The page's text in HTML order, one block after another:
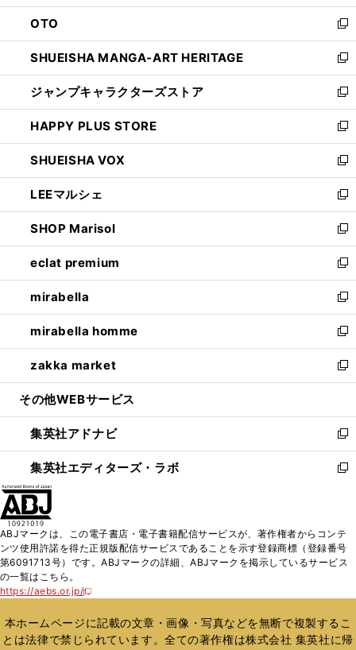
ウ
で
開
く
ン
ド
ウ
で
開
く
OTO
新
し
い
ウ
ィ
ン
ド
ウ
で
開
く
SHUEISHA MANGA-ART HERITAGE
新
し
い
ウ
ィ
ン
ド
ウ
で
開
く
ジャンプキャラクターズストア
新
し
い
ウ
ィ
ン
ド
ウ
で
開
く
HAPPY PLUS STORE
新
し
い
ウ
ィ
ン
ド
ウ
で
開
く
SHUEISHA VOX
新
し
い
ウ
ィ
ン
ド
ウ
で
開
く
LEEマルシェ
新
し
い
ウ
ィ
ン
ド
ウ
で
開
く
SHOP Marisol
新
し
い
ウ
ィ
ン
ド
ウ
で
開
eclat premium
新
し
い
ウ
ィ
ン
ド
ウ
開
く
mirabella
新
し
い
ウ
ィ
ン
ウ
で
開
く
mirabella homme
新
し
い
ウ
ン
ド
ウ
で
zakka market
新
し
ウ
ィ
ン
ド
く
その他WEBサービス
集英社アドナビ
新
し
い
ド
ウ
で
集英社エディターズ・ラボ
新
ィ
ン
ド
開
く
ABJマークは、この電子書店・電子書籍配信サービスが、著作権者からコンテ
ンツ使用許諾を得た正規版配信サービスであることを示す登録商標（登録番号
第6091713号）です。ABJマークの詳細、ABJマークを掲示しているサービス
の一覧はこちら。
https://aebs.or.jp/
新
い
ウ
ィ
本ホームページに記載の文章・画像・写真などを無断で複製するこ
とは法律で禁じられています。全ての著作権は株式会社 集英社に帰